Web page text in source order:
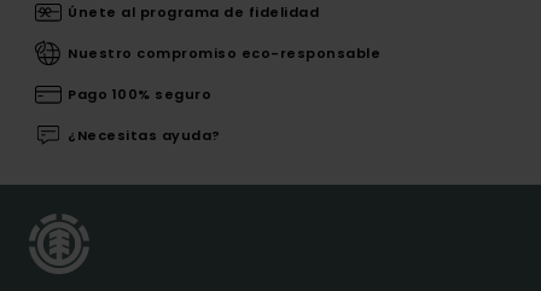
Únete al programa de fidelidad
Nuestro compromiso eco-responsable
Pago 100% seguro
¿Necesitas ayuda?